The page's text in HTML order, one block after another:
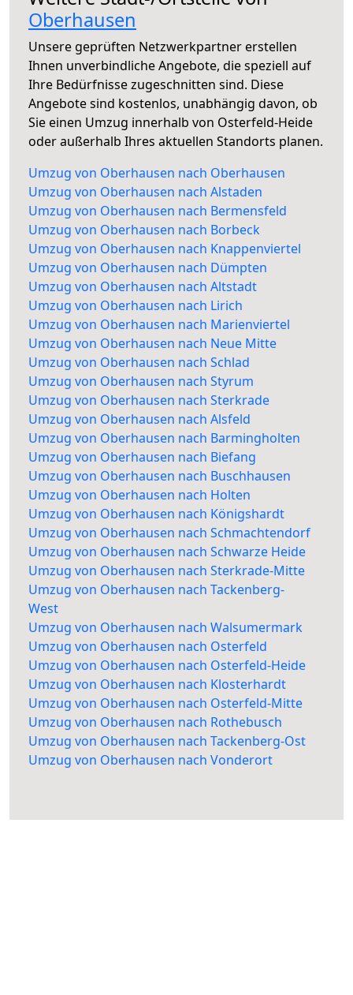
Oberhausen
Unsere geprüften Netzwerkpartner erstellen
Ihnen unverbindliche Angebote, die speziell auf
Ihre Bedürfnisse zugeschnitten sind. Diese
Angebote sind kostenlos, unabhängig davon, ob
Sie einen Umzug innerhalb von Osterfeld-Heide
oder außerhalb Ihres aktuellen Standorts planen.
Umzug von Oberhausen nach Oberhausen
Umzug von Oberhausen nach Alstaden
Umzug von Oberhausen nach Bermensfeld
Umzug von Oberhausen nach Borbeck
Umzug von Oberhausen nach Knappenviertel
Umzug von Oberhausen nach Dümpten
Umzug von Oberhausen nach Altstadt
Umzug von Oberhausen nach Lirich
Umzug von Oberhausen nach Marienviertel
Umzug von Oberhausen nach Neue Mitte
Umzug von Oberhausen nach Schlad
Umzug von Oberhausen nach Styrum
Umzug von Oberhausen nach Sterkrade
Umzug von Oberhausen nach Alsfeld
Umzug von Oberhausen nach Barmingholten
Umzug von Oberhausen nach Biefang
Umzug von Oberhausen nach Buschhausen
Umzug von Oberhausen nach Holten
Umzug von Oberhausen nach Königshardt
Umzug von Oberhausen nach Schmachtendorf
Umzug von Oberhausen nach Schwarze Heide
Umzug von Oberhausen nach Sterkrade-Mitte
Umzug von Oberhausen nach Tackenberg-
West
Umzug von Oberhausen nach Walsumermark
Umzug von Oberhausen nach Osterfeld
Umzug von Oberhausen nach Osterfeld-Heide
Umzug von Oberhausen nach Klosterhardt
Umzug von Oberhausen nach Osterfeld-Mitte
Umzug von Oberhausen nach Rothebusch
Umzug von Oberhausen nach Tackenberg-Ost
Umzug von Oberhausen nach Vonderort